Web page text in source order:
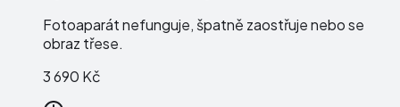
Fotoaparát nefunguje, špatně zaostřuje nebo se
obraz třese.
3 690 Kč